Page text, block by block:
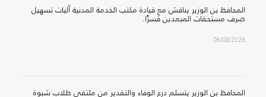
المحافظ بن الوزير يناقش مع قيادة مكتب الخدمة المدنية آليات تسهيل
صرف مستحقات المبعدين قسرًا.
06/08/2026
المحافظ بن الوزير يتسلم درع الوفاء والتقدير من ملتقى طلاب شبوة